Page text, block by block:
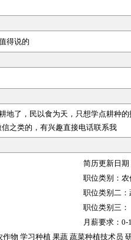
得说的
地了，民以食为天，只想学点耕种
之类的，有兴趣直接电话联系我
简历更新日期
职位类别： 农
职位类别二：
职位类别三：
月薪要求： 0-
物 学习种植 果蔬 蔬菜种植技术员